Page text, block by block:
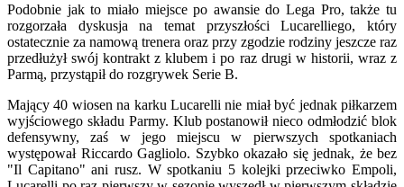
Podobnie jak to miało miejsce po awansie do Lega Pro, także tu
rozgorzała dyskusja na temat przyszłości Lucarelliego, który
ostatecznie za namową trenera oraz przy zgodzie rodziny jeszcze raz
przedłużył swój kontrakt z klubem i po raz drugi w historii, wraz z
Parmą, przystąpił do rozgrywek Serie B.
Mający 40 wiosen na karku Lucarelli nie miał być jednak piłkarzem
wyjściowego składu Parmy. Klub postanowił nieco odmłodzić blok
defensywny, zaś w jego miejscu w pierwszych spotkaniach
występował Riccardo Gagliolo. Szybko okazało się jednak, że bez
"Il Capitano" ani rusz. W spotkaniu 5 kolejki przeciwko Empoli,